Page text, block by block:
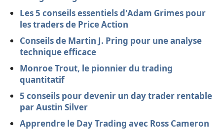
Les 5 conseils essentiels d'Adam Grimes pour
les traders de Price Action
Conseils de Martin J. Pring pour une analyse
technique efficace
Monroe Trout, le pionnier du trading
quantitatif
5 conseils pour devenir un day trader rentable
par Austin Silver
Apprendre le Day Trading avec Ross Cameron